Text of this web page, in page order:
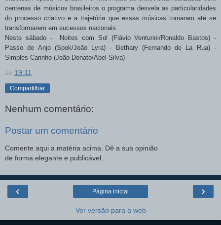
centenas de músicos brasileiros o programa desvela as particularidades
do processo criativo e a trajetória que essas músicas tomaram até se
transformarem em sucessos nacionais.
Neste sábado - Noites com Sol (Flávio Venturini/Ronaldo Bastos) -
Passo de Anjo (Spok/João Lyra) - Bethary (Fernando de La Rua) -
Simples Carinho (João Donato/Abel Silva)
às 19:11
Compartilhar
Nenhum comentário:
Postar um comentário
Comente aqui a matéria acima. Dê a sua opinião
de forma elegante e publicável.
‹ ›
Página inicial
Ver versão para a web